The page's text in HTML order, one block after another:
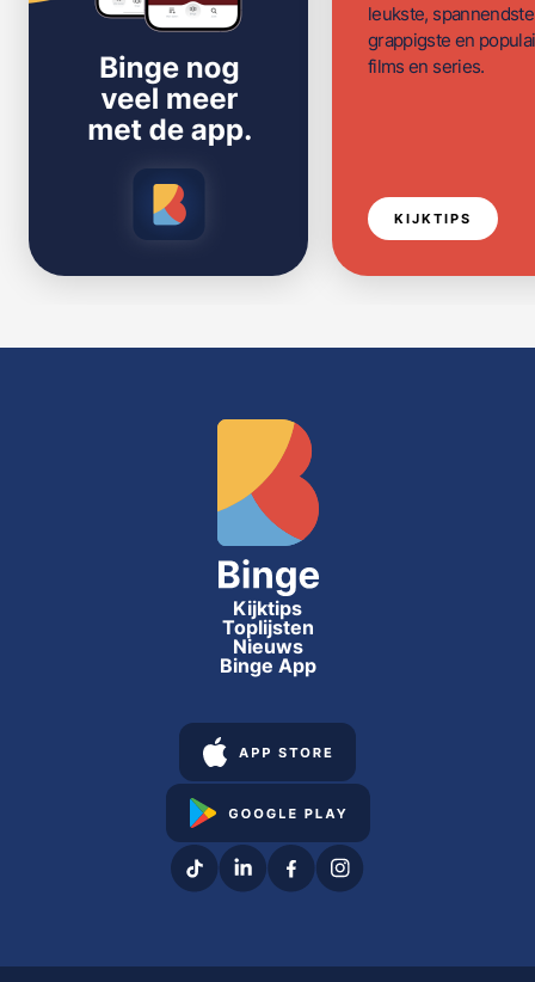
leukste,
grappigste en
films en series.
KIJKTIPS
Kijktips
Toplijsten
Nieuws
Binge App